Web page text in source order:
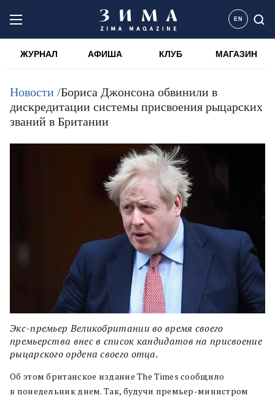
EN
ЖУРНАЛ АФИША КЛУБ МАГАЗИН
Новости /Бориса Джонсона обвинили в
дискредитации системы присвоения рыцарских
званий в Британии
Экс-премьер Великобритании во время своего
премьерства внес в список кандидатов на присвоение
рыцарского ордена своего отца.
Об этом британское издание The Times сообщило
в понедельник днем. Так, будучи премьер-министром